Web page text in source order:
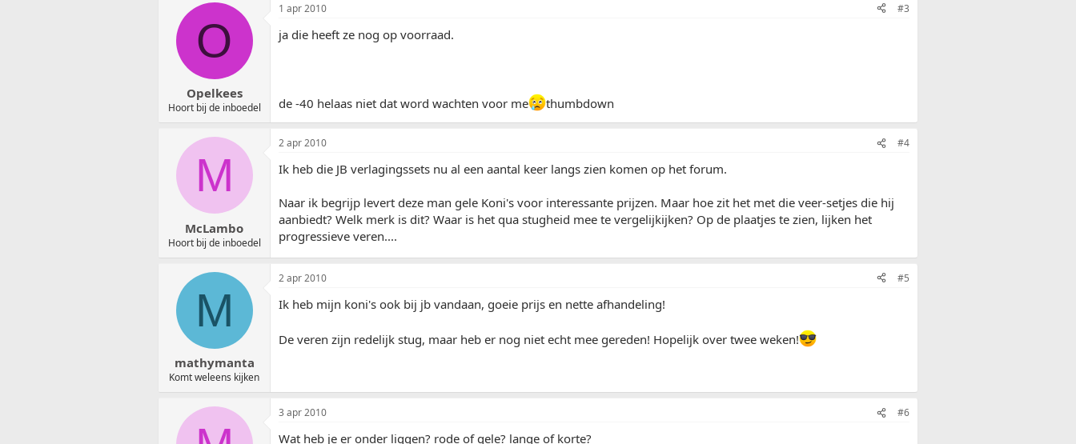
O
Opelkees
Hoort bij de inboedel
1 apr 2010 #3
ja die heeft ze nog op voorraad.
de -40 helaas niet dat word wachten voor me thumbdown
M
McLambo
Hoort bij de inboedel
2 apr 2010 #4
Ik heb die JB verlagingssets nu al een aantal keer langs zien komen op het forum.
Naar ik begrijp levert deze man gele Koni's voor interessante prijzen. Maar hoe zit het met die veer-setjes die hij
aanbiedt? Welk merk is dit? Waar is het qua stugheid mee te vergelijkijken? Op de plaatjes te zien, lijken het
progressieve veren....
M
mathymanta
Komt weleens kijken
2 apr 2010 #5
Ik heb mijn koni's ook bij jb vandaan, goeie prijs en nette afhandeling!
De veren zijn redelijk stug, maar heb er nog niet echt mee gereden! Hopelijk over twee weken!
3 apr 2010 #6
Wat heb je er onder liggen? rode of gele? lange of korte?